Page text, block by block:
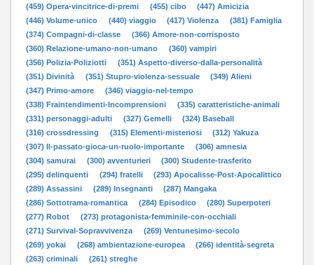
(459) Opera-vincitrice-di-premi
(455) cibo
(447) Amicizia
(446) Volume-unico
(440) viaggio (417) Violenza
(381) Famiglia
(374) Compagni-di-classe
(366) Amore-non-corrisposto
(360) Relazione-umano-non-umano
(360) vampiri
(356) Polizia-Poliziotti
(351) Aspetto-diverso-dalla-personalità
(351) Divinità
(351) Stupro-violenza-sessuale
(349) Alieni
(347) Primo-amore
(346) viaggio-nel-tempo
(338) Fraintendimenti-Incomprensioni
(335) caratteristiche-animali
(331) personaggi-adulti
(327) Gemelli
(324) Baseball
(316) crossdressing
(315) Elementi-misteriosi
(312) Yakuza
(307) Il-passato-gioca-un-ruolo-importante
(306) amnesia
(304) samurai
(300) avventurieri
(300) Studente-trasferito
(295) delinquenti
(294) fratelli
(293) Apocalisse-Post-Apocalittico
(289) Assassini
(289) Insegnanti
(287) Mangaka
(286) Sottotrama-romantica
(284) Episodico
(280) Superpoteri
(277) Robot
(273) protagonista-femminile-con-occhiali
(271) Survival-Sopravvivenza
(269) Ventunesimo-secolo
(269) yokai
(268) ambientazione-europea
(266) identità-segreta
(263) criminali
(261) streghe